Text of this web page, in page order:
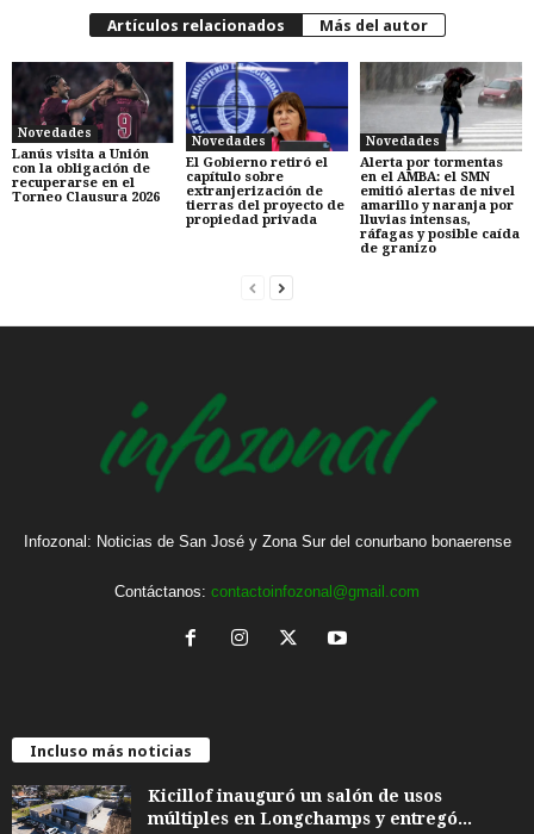
Artículos relacionados Más del autor
Novedades
Lanús visita a Unión
con la obligación de
recuperarse en el
Torneo Clausura 2026
Novedades
El Gobierno retiró el
capítulo sobre
extranjerización de
tierras del proyecto de
propiedad privada
Novedades
Alerta por tormentas
en el AMBA: el SMN
emitió alertas de nivel
amarillo y naranja por
lluvias intensas,
ráfagas y posible caída
de granizo
Infozonal: Noticias de San José y Zona Sur del conurbano bonaerense
Contáctanos: contactoinfozonal@gmail.com
Incluso más noticias
Kicillof inauguró un salón de usos
múltiples en Longchamps y entregó...